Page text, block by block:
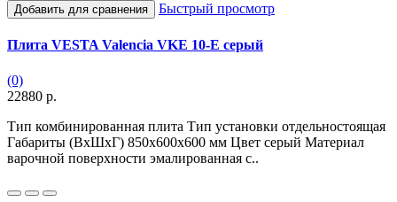
Добавить для сравнения
Быстрый просмотр
Плита VESTA Valencia VKE 10-E серый
(0)
22880 р.
Тип комбинированная плита Тип установки отдельностоящая
Габариты (ВхШхГ) 850х600х600 мм Цвет серый Материал
варочной поверхности эмалированная с..